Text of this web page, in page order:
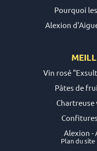
Pourquoi
Alexion
Vin rosé
Pâtes de
Chartreuse
Alexion -
Plan du site